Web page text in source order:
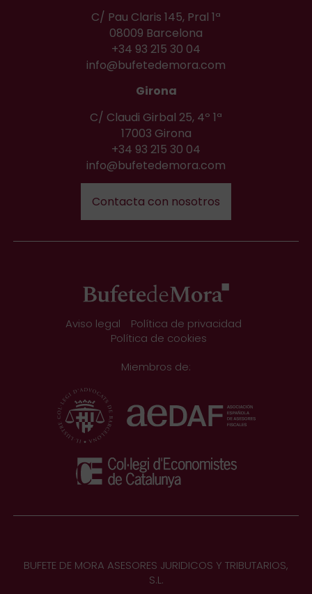
C/ Pau Claris 145, Pral 1ª
08009 Barcelona
+34 93 215 30 04
info@bufetedemora.com
Girona
C/ Claudi Girbal 25, 4º 1ª
17003 Girona
+34 93 215 30 04
info@bufetedemora.com
Contacta con nosotros
Aviso legal
Política de privacidad
Política de cookies
Miembros de:
BUFETE DE MORA ASESORES JURIDICOS Y TRIBUTARIOS,
S.L.